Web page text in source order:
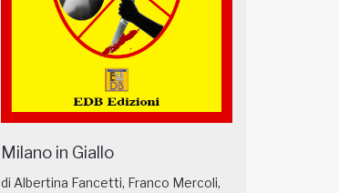
Milano in Giallo
di Albertina Fancetti, Franco Mercoli,